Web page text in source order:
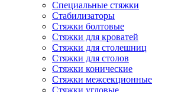
Специальные стяжки
Стабилизаторы
Стяжки болтовые
Стяжки для кроватей
Стяжки для столешниц
Стяжки для столов
Стяжки конические
Стяжки межсекционные
Стяжки угловые